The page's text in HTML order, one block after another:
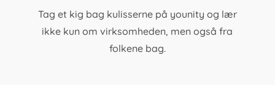
Tag et kig bag kulisserne på younity og lær
ikke kun om virksomheden, men også fra
folkene bag.